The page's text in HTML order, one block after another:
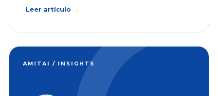
Leer artículo →
AMITAI / INSIGHTS